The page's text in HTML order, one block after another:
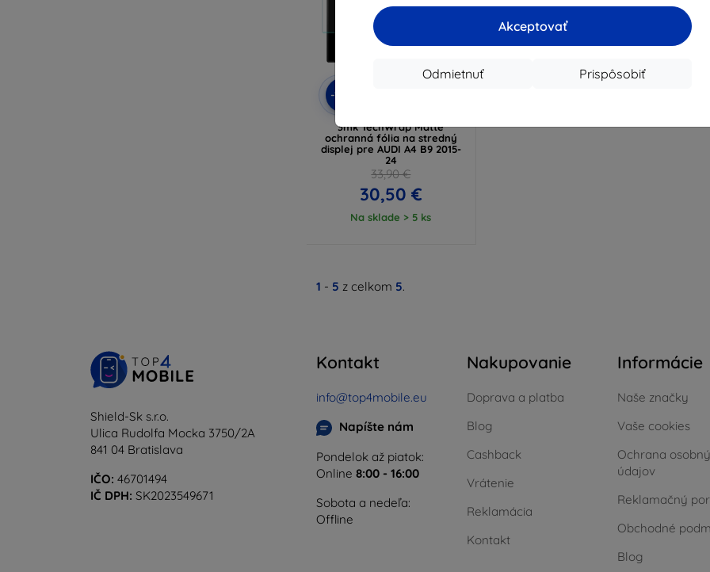
Akceptovať
Prispôsobiť
Odmietnuť
-10%
3mk TechWrap Matte
ochranná fólia na stredný
displej pre AUDI A4 B9 2015-
24
33,90 €
30,50 €
Na sklade > 5 ks
1 - 5 z celkom 5.
Shield-Sk s.r.o.
Ulica Rudolfa Mocka 3750/2A
841 04 Bratislava
IČO: 46701494
IČ DPH: SK2023549671
Kontakt
info@top4mobile.eu
Napíšte nám
Pondelok až piatok:
Online 8:00 - 16:00
Sobota a nedeľa:
Offline
Nakupovanie
Doprava a platba
Blog
Cashback
Vrátenie
Reklamácia
Kontakt
Informácie
Naše značky
Vaše cookies
Ochrana
údajov
Reklamačný
Obchodné
Blog